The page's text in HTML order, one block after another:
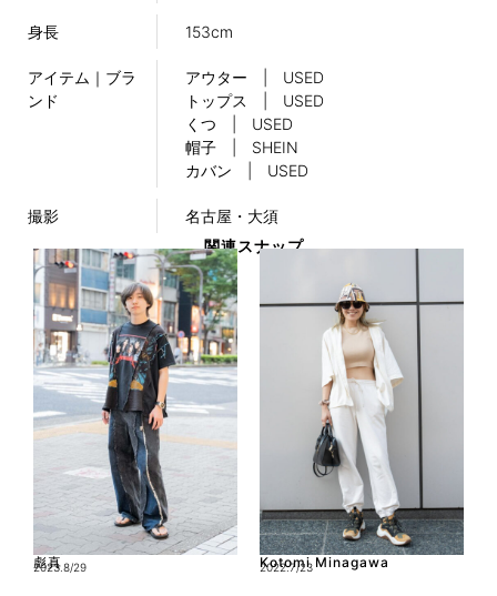
身長 153cm
アイテム｜ブラ
ンド
アウター | USED
トップス | USED
くつ | USED
帽子 | SHEIN
カバン | USED
撮影
名古屋・大須
関連スナップ
彪真
2023.8/29 Kotomi Minagawa
2022.7/23